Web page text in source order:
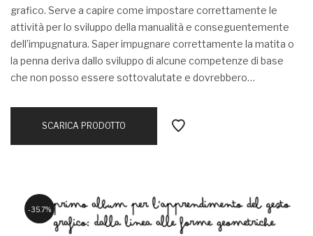
grafico. Serve a capire come impostare correttamente le
attività per lo sviluppo della manualità e conseguentemente
dell’impugnatura. Saper impugnare correttamente la matita o
la penna deriva dallo sviluppo di alcune competenze di base
che non posso essere sottovalutate e dovrebbero…
SCARICA PRODOTTO
35.7%